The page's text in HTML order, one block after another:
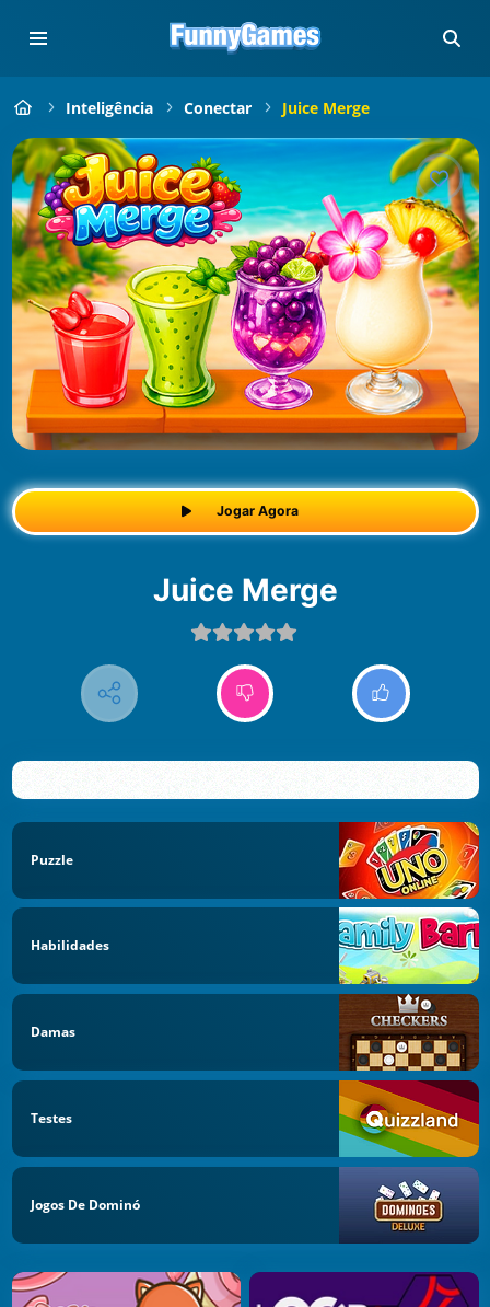
Inteligência Conectar Juice Merge
Jogar Agora
Juice Merge
Puzzle
Habilidades
Damas
Testes
Jogos De Dominó